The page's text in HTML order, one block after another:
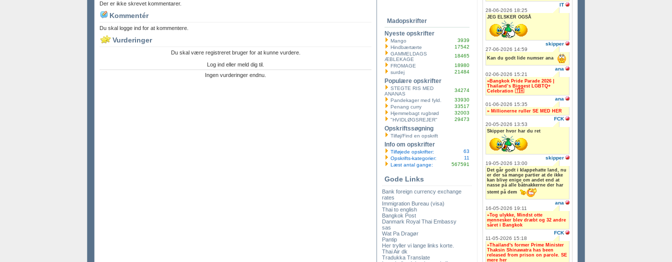
Der er ikke skrevet kommentarer.
Kommentér
Du skal logge ind for at kommentere.
Vurderinger
Du skal være registreret bruger for at kunne vurdere.
Log ind eller meld dig til.
Ingen vurderinger endnu.
Madopskrifter
Nyeste opskrifter
Mango
3939
Hindbærtærte
17542
GAMMELDAGS
ÆBLEKAGE
18465
FROMAGE
18980
surdej
21484
Populære opskrifter
STEGTE RIS MED
ANANAS
34274
Pandekager med fyld.
33930
Penang curry
33517
Hjemmebagt rugbrød
32003
"HVIDLØGSREJER"
29473
Opskriftssøgning
Tilføj/Find en opskrift
Info om opskrifter
Tilføjede opskrifter:
63
Opskrifts-kategorier:
11
Læst antal gange:
567591
Gode Links
Bank foreign currency exchange
rates
Immigration Bureau (visa)
Thai to english
Bangkok Post
Danmark Royal Thai Embassy
sas
Wat Pa Dragør
Pantip
Her tryller vi lange links korte.
Thai Air dk
Tradukka Translate
IT
28-06-2026 18:25
JEG ELSKER OGSÅ
skipper
27-06-2026 14:59
Kan du godt lide numser ana
ana
02-06-2026 15:21
»Bangkok Pride Parade 2026 |
Thailand’s Biggest LGBTQ+
Celebration 🇹🇭
ana
01-06-2026 15:35
» Millionerne ruller SE MED HER
FCK
20-05-2026 13:53
Skipper hvor har du ret
skipper
19-05-2026 13:00
Det går godt i klappehatte land, nu
er der så mange partier at de ikke
kan blive enige om andet end at
nasse på alle båtnakkerne der har
stemt på dem
ana
16-05-2026 19:11
»Tog ulykke, Mindst otte
mennesker blev dræbt og 32 andre
såret i Bangkok
FCK
11-05-2026 15:18
»Thailand's former Prime Minister
Thaksin Shinawatra has been
released from prison on parole. SE
mere her